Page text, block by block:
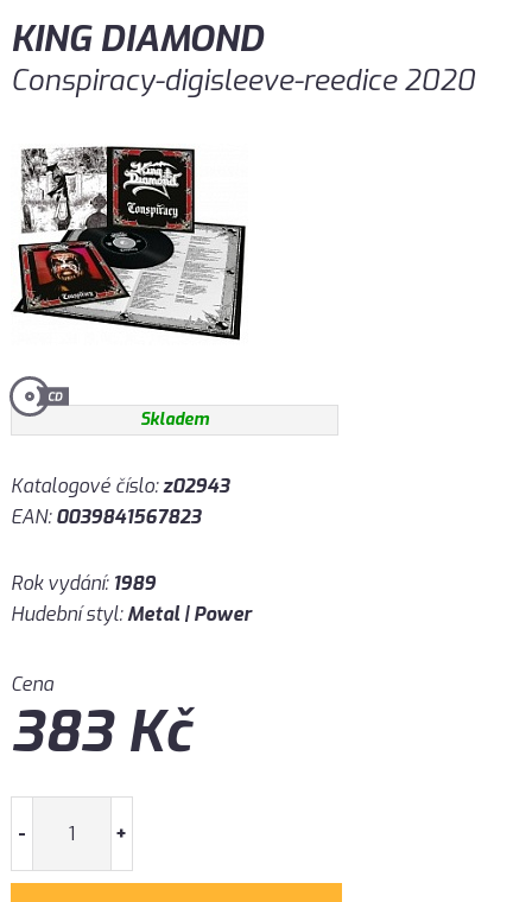
KING DIAMOND
Conspiracy-digisleeve-reedice 2020
Skladem
Katalogové číslo:z02943
EAN:0039841567823
Rok vydání: 1989
Hudební styl:Metal | Power
Cena
383Kč
- +